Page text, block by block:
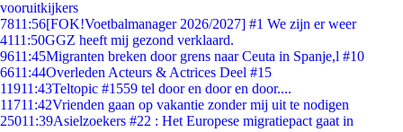
vooruitkijkers
7811:56[FOK!Voetbalmanager 2026/2027] #1 We zijn er weer
4111:50GGZ heeft mij gezond verklaard.
9611:45Migranten breken door grens naar Ceuta in Spanje,l #10
6611:44Overleden Acteurs & Actrices Deel #15
11911:43Teltopic #1559 tel door en door en door....
11711:42Vrienden gaan op vakantie zonder mij uit te nodigen
25011:39Asielzoekers #22 : Het Europese migratiepact gaat in